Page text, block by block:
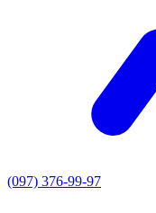
(097) 376-99-97